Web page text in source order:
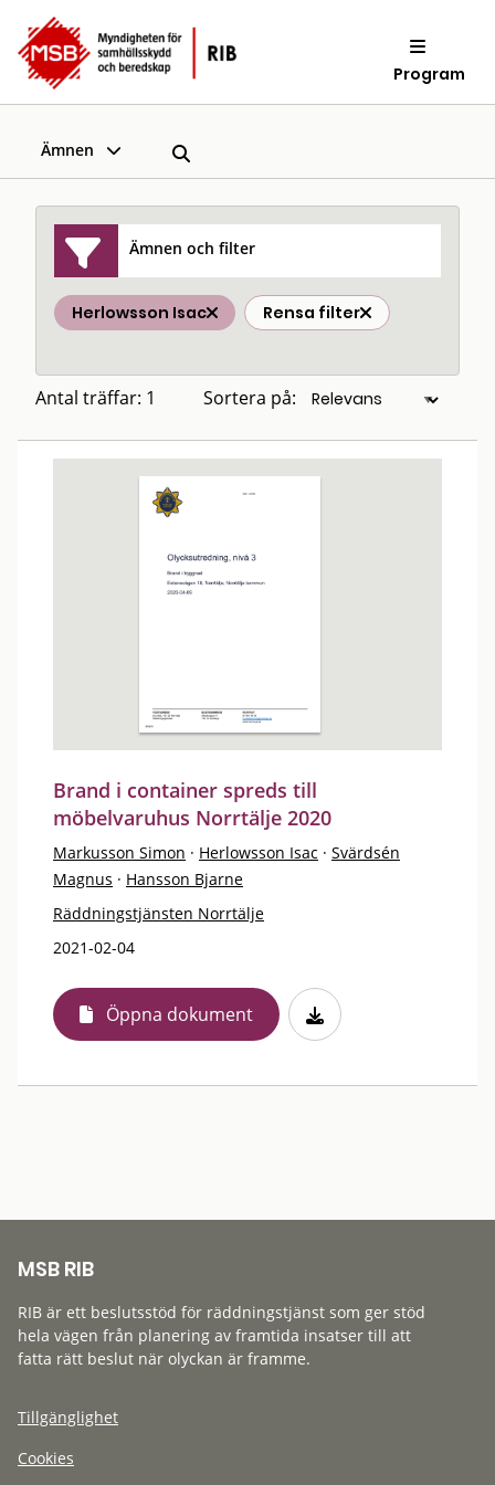
Program
Ämnen
Ämnen och filter
Herlowsson Isac Rensa filter
Antal träffar: 1 Sortera på:
Brand i container spreds till
möbelvaruhus Norrtälje 2020
Markusson Simon · Herlowsson Isac · Svärdsén
Magnus · Hansson Bjarne
Räddningstjänsten Norrtälje
2021-02-04
Öppna dokument
MSB RIB
RIB är ett beslutsstöd för räddningstjänst som ger stöd
hela vägen från planering av framtida insatser till att
fatta rätt beslut när olyckan är framme.
Tillgänglighet
Cookies